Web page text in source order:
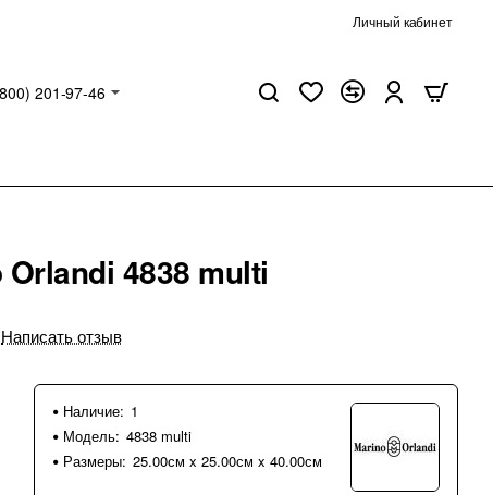
Личный кабинет
201-97-46
4838 multi
Написать отзыв
Наличие: 1
Модель: 4838 multi
Размеры: 25.00см x 25.00см x 40.00см